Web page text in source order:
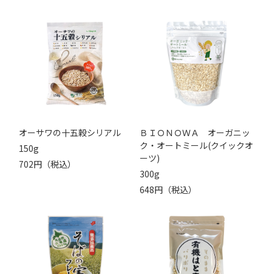
オーサワの十五穀シリアル
150g
702円（税込）
ＢＩＯＮＯＷＡ オーガニッ
ク・オートミール(クイックオ
ーツ)
300g
648円（税込）